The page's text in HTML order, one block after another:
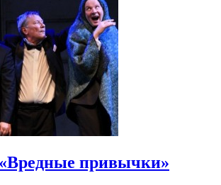
привычки»